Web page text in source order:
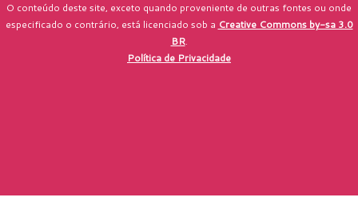
O conteúdo deste site, exceto quando proveniente de outras fontes ou onde
especificado o contrário, está licenciado sob a Creative Commons by-sa 3.0
BR.
Política de Privacidade